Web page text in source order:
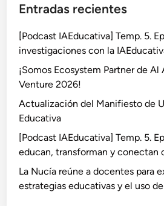
Entradas recientes
[Podcast IAEducativa] Temp. 5.
investigaciones con la
¡Somos Ecosystem Partner de
Venture 2026!
Actualización del Manifiesto de
Educativa
[Podcast IAEducativa] Temp. 5.
educan, transforman y conectan
La Nucía reúne a docentes para
estrategias educativas y el uso